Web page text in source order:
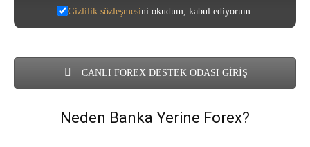
Gizlilik sözleşmesini okudum, kabul ediyorum.
CANLI FOREX DESTEK ODASI GİRİŞ
Neden Banka Yerine Forex?